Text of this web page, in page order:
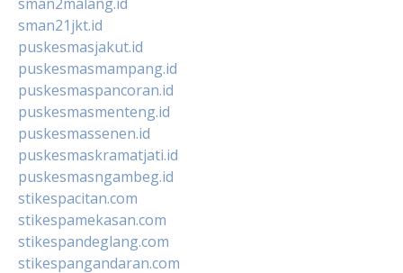
sman21jkt.id
puskesmasjakut.id
puskesmasmampang.id
puskesmaspancoran.id
puskesmasmenteng.id
puskesmassenen.id
puskesmaskramatjati.id
puskesmasngambeg.id
stikespacitan.com
stikespamekasan.com
stikespandeglang.com
stikespangandaran.com